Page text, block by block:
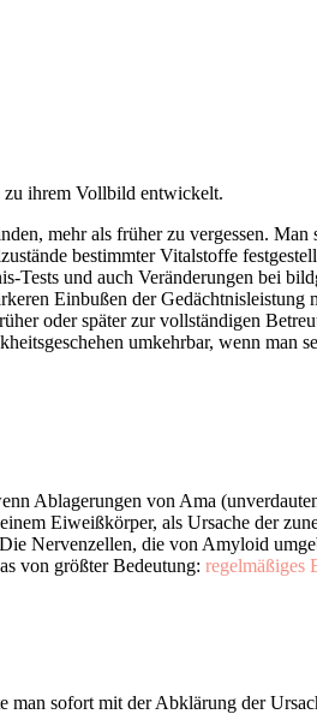
zu ihrem Vollbild entwickelt.
mehr als früher zu vergessen. Man
bestimmter Vitalstoffe
Tests und auch Veränderungen bei
Einbußen der
oder später zur vollständigen
umkehrbar, wenn man
Ablagerungen von Ama
Eiweißkörper, als Ursache der
Nervenzellen, die von Amyloid
von größter Bedeutung: regelmäßiges
sofort mit der Abklärung der